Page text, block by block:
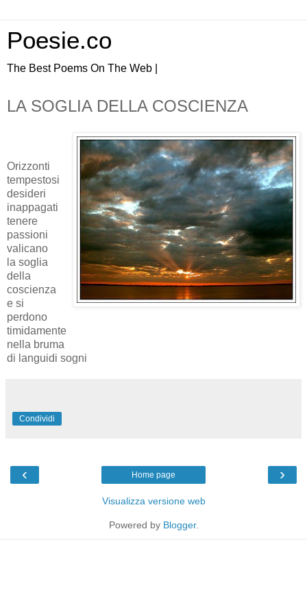
Poesie.co
The Best Poems On The Web |
LA SOGLIA DELLA COSCIENZA
Orizzonti
tempestosi
desideri
inappagati
tenere
passioni
valicano
la soglia
della
coscienza
e si
perdono
timidamente
nella bruma
di languidi sogni
Condividi
‹ ›
Home page
Visualizza versione web
Powered by Blogger.